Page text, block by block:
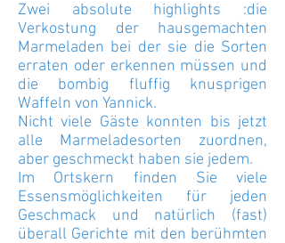
Zwei absolute highlights :die
Verkostung der hausgemachten
Marmeladen bei der sie die Sorten
erraten oder erkennen müssen und
die bombig fluffig knusprigen
Waffeln von Yannick.
Nicht viele Gäste konnten bis jetzt
alle Marmeladesorten zuordnen,
aber geschmeckt haben sie jedem.
Im Ortskern finden Sie viele
Essensmöglichkeiten für jeden
Geschmack und natürlich (fast)
überall Gerichte mit den berühmten